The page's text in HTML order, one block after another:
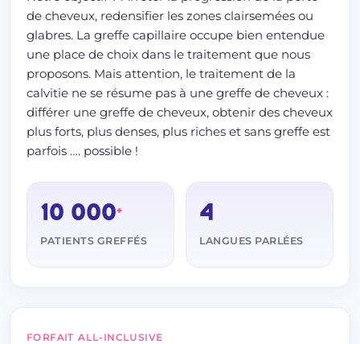
de cheveux, redensifier les zones clairsemées ou
glabres. La greffe capillaire occupe bien entendue
une place de choix dans le traitement que nous
proposons. Mais attention, le traitement de la
calvitie ne se résume pas à une greffe de cheveux :
différer une greffe de cheveux, obtenir des cheveux
plus forts, plus denses, plus riches et sans greffe est
parfois …. possible !
10 000+
PATIENTS GREFFÉS
4
LANGUES PARLÉES
FORFAIT ALL-INCLUSIVE